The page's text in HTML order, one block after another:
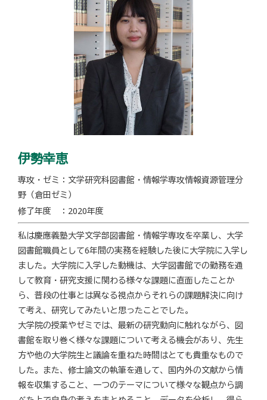
伊勢幸恵
専攻・ゼミ：文学研究科図書館・情報学専攻情報資源管理分
野（倉田ゼミ）
修了年度 ：2020年度
私は慶應義塾大学文学部図書館・情報学専攻を卒業し、大学
図書館職員として6年間の実務を経験した後に大学院に入学し
ました。大学院に入学した動機は、大学図書館での勤務を通
して教育・研究支援に関わる様々な課題に直面したことか
ら、普段の仕事とは異なる視点からそれらの課題解決に向け
て考え、研究してみたいと思ったことでした。
大学院の授業やゼミでは、最新の研究動向に触れながら、図
書館を取り巻く様々な課題について考える機会があり、先生
方や他の大学院生と議論を重ねた時間はとても貴重なもので
した。また、修士論文の執筆を通して、国内外の文献から情
報を収集すること、一つのテーマについて様々な観点から調